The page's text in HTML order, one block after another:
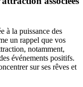
à la puissance des
un rappel que vos
notamment,
événements positifs.
sur ses rêves et